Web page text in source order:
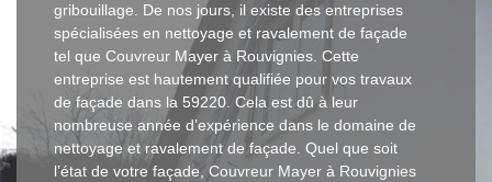
gribouillage. De nos jours, il existe des entreprises
spécialisées en nettoyage et ravalement de façade
tel que Couvreur Mayer à Rouvignies. Cette
entreprise est hautement qualifiée pour vos travaux
de façade dans la 59220. Cela est dû à leur
nombreuse année d’expérience dans le domaine de
nettoyage et ravalement de façade. Quel que soit
l’état de votre façade, Couvreur Mayer à Rouvignies